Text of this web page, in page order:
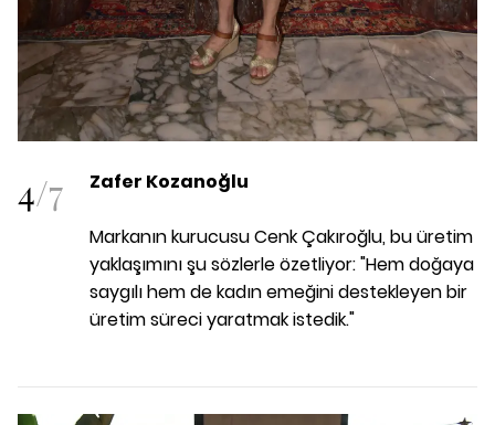
4/7 Zafer Kozanoğlu
Markanın kurucusu Cenk Çakıroğlu, bu üretim
yaklaşımını şu sözlerle özetliyor: "Hem doğaya
saygılı hem de kadın emeğini destekleyen bir
üretim süreci yaratmak istedik."